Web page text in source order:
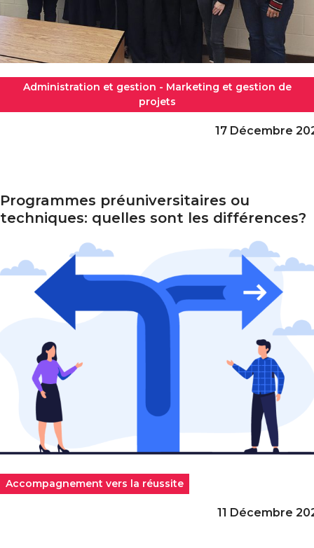
Administration et gestion - Marketing et gestion de
projets
17 Décembre
Accompagnement vers la réussite
11 Décembre
Programmes préuniversitaires ou
techniques: quelles sont les différences?
préuniversitaires ou techniques: quelles